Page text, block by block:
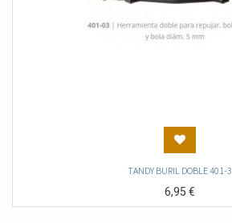
TANDY BURIL DOBLE 401-3
6,95€